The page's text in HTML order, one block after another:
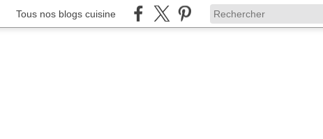
Tous nos blogs cuisine